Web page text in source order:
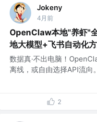
Jokeny
4月前
OpenClaw本地"养虾"
地大模型+飞书自动化
数据真·不出电脑！
离线，或自由选择API流向
2